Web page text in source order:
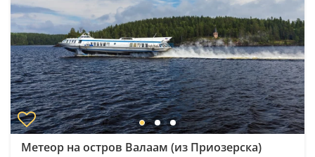
Метеор на остров Валаам (из Приозерска)